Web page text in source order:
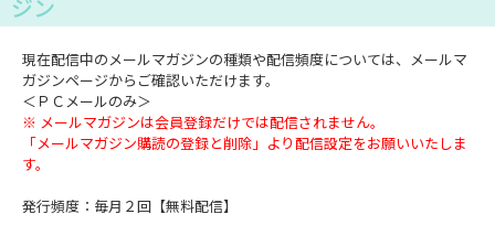
ジン
現在配信中のメールマガジンの種類や配信頻度については、メールマ
ガジンページからご確認いただけます。
＜ＰＣメールのみ＞
※ メールマガジンは会員登録だけでは配信されません。
「メールマガジン購読の登録と削除」より配信設定をお願いいたしま
す。
発行頻度：毎月２回【無料配信】